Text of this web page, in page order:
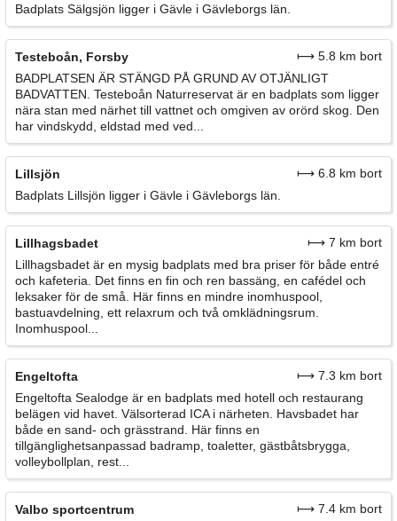
Badplats Sälgsjön ligger i Gävle i Gävleborgs län.
Testeboån, Forsby
⟼ 5.8 km bort
BADPLATSEN ÄR STÄNGD PÅ GRUND AV OTJÄNLIGT
BADVATTEN. Testeboån Naturreservat är en badplats som ligger
nära stan med närhet till vattnet och omgiven av orörd skog. Den
har vindskydd, eldstad med ved...
Lillsjön
⟼ 6.8 km bort
Badplats Lillsjön ligger i Gävle i Gävleborgs län.
Lillhagsbadet
⟼ 7 km bort
Lillhagsbadet är en mysig badplats med bra priser för både entré
och kafeteria. Det finns en fin och ren bassäng, en cafédel och
leksaker för de små. Här finns en mindre inomhuspool,
bastuavdelning, ett relaxrum och två omklädningsrum.
Inomhuspool...
Engeltofta
⟼ 7.3 km bort
Engeltofta Sealodge är en badplats med hotell och restaurang
belägen vid havet. Välsorterad ICA i närheten. Havsbadet har
både en sand- och grässtrand. Här finns en
tillgänglighetsanpassad badramp, toaletter, gästbåtsbrygga,
volleybollplan, rest...
Valbo sportcentrum
⟼ 7.4 km bort